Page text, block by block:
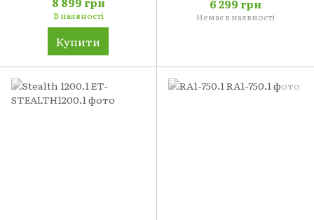
В наявності
Купити
6 299 грн
Немає в наявності